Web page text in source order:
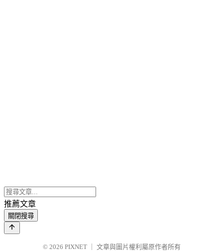
推薦文章
關閉搜尋
© 2026 PIXNET
文章與圖片權利屬原作者所有